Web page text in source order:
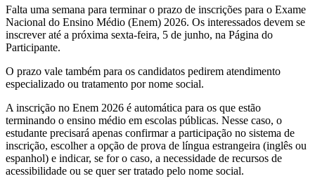
Falta uma semana para terminar o prazo de inscrições para o Exame
Nacional do Ensino Médio (Enem) 2026. Os interessados devem se
inscrever até a próxima sexta-feira, 5 de junho, na Página do
Participante.
O prazo vale também para os candidatos pedirem atendimento
especializado ou tratamento por nome social.
A inscrição no Enem 2026 é automática para os que estão
terminando o ensino médio em escolas públicas. Nesse caso, o
estudante precisará apenas confirmar a participação no sistema de
inscrição, escolher a opção de prova de língua estrangeira (inglês ou
espanhol) e indicar, se for o caso, a necessidade de recursos de
acessibilidade ou se quer ser tratado pelo nome social.